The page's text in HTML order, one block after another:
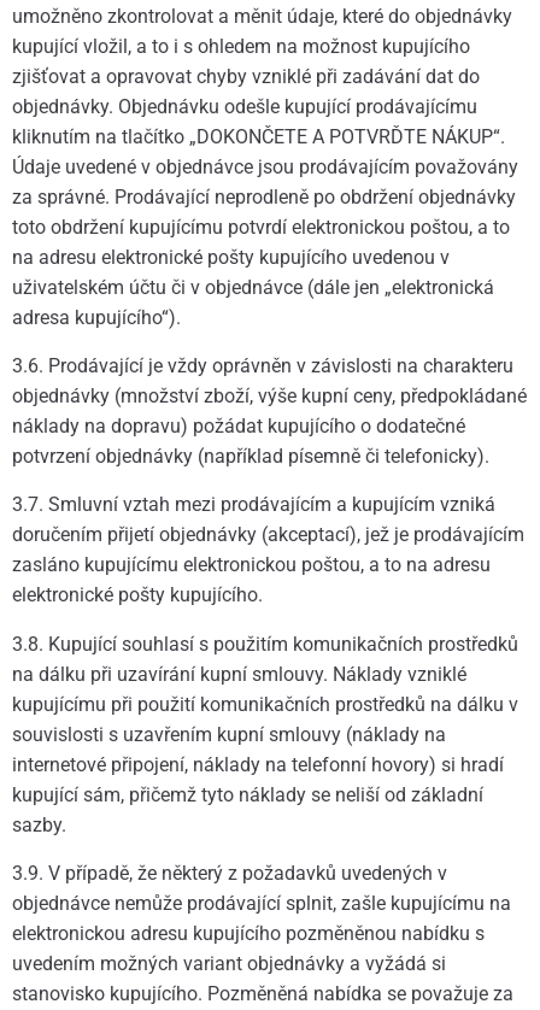
umožněno zkontrolovat a měnit údaje, které do objednávky
kupující vložil, a to i s ohledem na možnost kupujícího
zjišťovat a opravovat chyby vzniklé při zadávání dat do
objednávky. Objednávku odešle kupující prodávajícímu
kliknutím na tlačítko „DOKONČETE A POTVRĎTE NÁKUP“.
Údaje uvedené v objednávce jsou prodávajícím považovány
za správné. Prodávající neprodleně po obdržení objednávky
toto obdržení kupujícímu potvrdí elektronickou poštou, a to
na adresu elektronické pošty kupujícího uvedenou v
uživatelském účtu či v objednávce (dále jen „elektronická
adresa kupujícího“).
3.6. Prodávající je vždy oprávněn v závislosti na charakteru
objednávky (množství zboží, výše kupní ceny, předpokládané
náklady na dopravu) požádat kupujícího o dodatečné
potvrzení objednávky (například písemně či telefonicky).
3.7. Smluvní vztah mezi prodávajícím a kupujícím vzniká
doručením přijetí objednávky (akceptací), jež je prodávajícím
zasláno kupujícímu elektronickou poštou, a to na adresu
elektronické pošty kupujícího.
3.8. Kupující souhlasí s použitím komunikačních prostředků
na dálku při uzavírání kupní smlouvy. Náklady vzniklé
kupujícímu při použití komunikačních prostředků na dálku v
souvislosti s uzavřením kupní smlouvy (náklady na
internetové připojení, náklady na telefonní hovory) si hradí
kupující sám, přičemž tyto náklady se neliší od základní
sazby.
3.9. V případě, že některý z požadavků uvedených v
objednávce nemůže prodávající splnit, zašle kupujícímu na
elektronickou adresu kupujícího pozměněnou nabídku s
uvedením možných variant objednávky a vyžádá si
stanovisko kupujícího. Pozměněná nabídka se považuje za